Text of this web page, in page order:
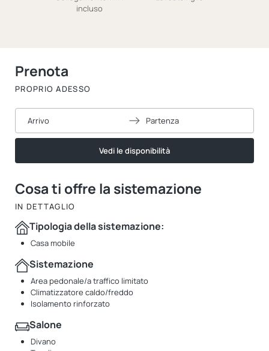
incluso
Cosa ti offre la sistemazione
IN DETTAGLIO
Tipologia della sistemazione:
Casa mobile
Sistemazione
Area pedonale/a traffico limitato
Climatizzatore caldo/freddo
Isolamento rinforzato
Salone
Divano
Prenota
PROPRIO ADESSO
Arrivo Partenza
Vedi le disponibilità